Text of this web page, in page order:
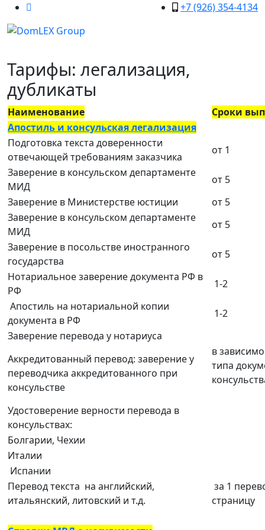
+7 (926) 354-4134
Тарифы: легализация,
дубликаты
Наименование
Сроки
Апостиль и консульская легализация
Подготовка текста доверенности
отвечающей требованиям заказчика
от 1
Заверение в консульском департаменте
МИД
от 5
Заверение в Министерстве юстиции
от 5
Заверение в консульском департаменте
МИД
от 5
Заверение в посольстве иностранного
государства
от 5
Нотариальное заверение документа РФ в
РФ
1-2
Апостиль на нотариальной копии
документа в РФ
1-2
Заверение перевода у нотариуса
Аккредитованный перевод: заверение у
переводчика аккредитованного при
консульстве
в
типа
Удостоверение верности перевода в
консульствах:
Болгарии, Чехии
Италии
Испании
Перевод текста на английский,
итальянский, литовский и т.д.
за 1
страницу